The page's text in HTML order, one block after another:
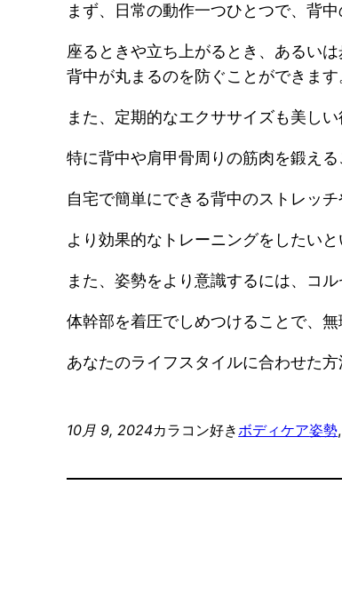
まず、日常の動作一つひとつで、背
座るときや立ち上がるとき、あるい
背中が丸まるのを防ぐことができます
また、定期的なエクササイズも美し
特に背中や肩甲骨周りの筋肉を鍛え
自宅で簡単にできる背中のストレッ
より効果的なトレーニングをしたい
また、姿勢をより意識するには、コ
体幹部を着圧でしめつけることで、
あなたのライフスタイルに合わせた
10月 9, 2024カラコン好きボディケア姿勢